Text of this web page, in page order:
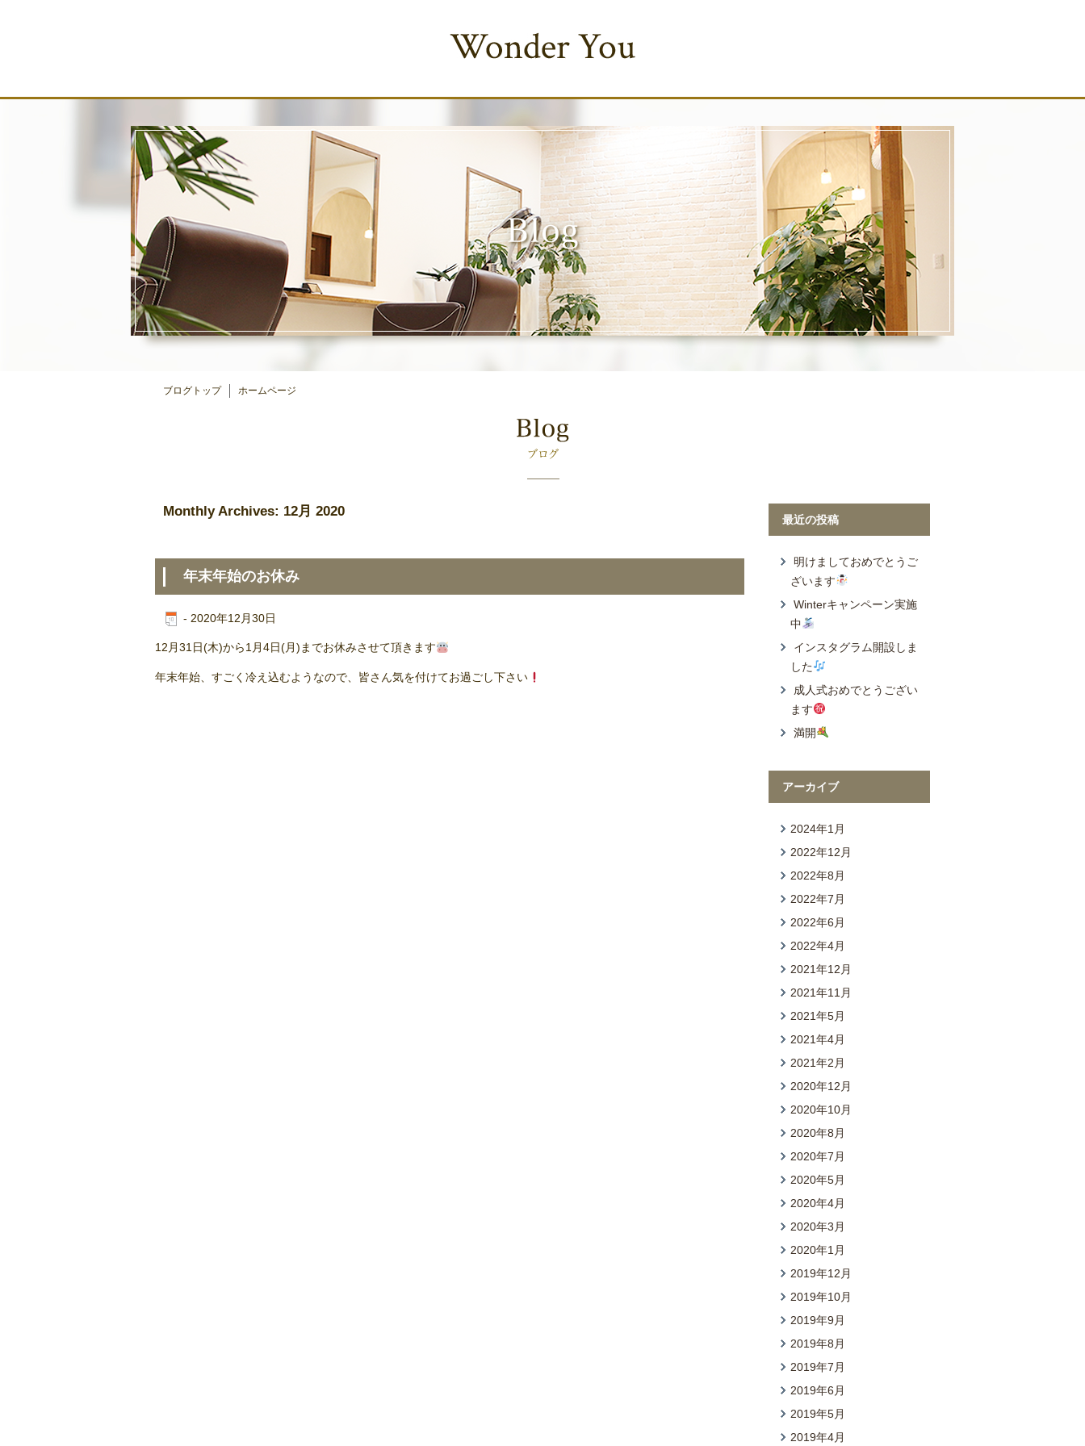
ブログトップ ホームページ
Monthly Archives: 12月 2020
年末年始のお休み
- 2020年12月30日
12月31日(木)から1月4日(月)までお休みさせて頂きます
年末年始、すごく冷え込むようなので、皆さん気を付けてお過ごし下さい
最近の投稿
明けましておめでとうご
ざいます
Winterキャンペーン実施
中
インスタグラム開設しま
した
成人式おめでとうござい
ます
満開
アーカイブ
2024年1月
2022年12月
2022年8月
2022年7月
2022年6月
2022年4月
2021年12月
2021年11月
2021年5月
2021年4月
2021年2月
2020年12月
2020年10月
2020年8月
2020年7月
2020年5月
2020年4月
2020年3月
2020年1月
2019年12月
2019年10月
2019年9月
2019年8月
2019年7月
2019年6月
2019年5月
2019年4月